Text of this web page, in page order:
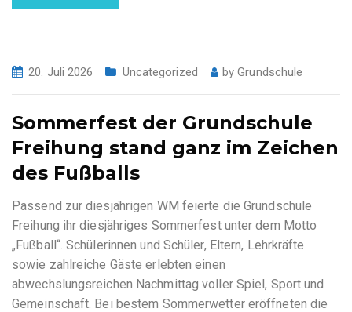
20. Juli 2026 Uncategorized byGrundschule
Sommerfest der Grundschule
Freihung stand ganz im Zeichen
des Fußballs
Passend zur diesjährigen WM feierte die Grundschule
Freihung ihr diesjähriges Sommerfest unter dem Motto
„Fußball“. Schülerinnen und Schüler, Eltern, Lehrkräfte
sowie zahlreiche Gäste erlebten einen
abwechslungsreichen Nachmittag voller Spiel, Sport und
Gemeinschaft. Bei bestem Sommerwetter eröffneten die